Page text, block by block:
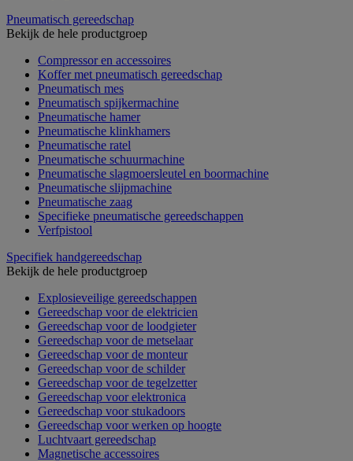
Pneumatisch gereedschap
Bekijk de hele productgroep
Compressor en accessoires
Koffer met pneumatisch gereedschap
Pneumatisch mes
Pneumatisch spijkermachine
Pneumatische hamer
Pneumatische klinkhamers
Pneumatische ratel
Pneumatische schuurmachine
Pneumatische slagmoersleutel en boormachine
Pneumatische slijpmachine
Pneumatische zaag
Specifieke pneumatische gereedschappen
Verfpistool
Specifiek handgereedschap
Bekijk de hele productgroep
Explosieveilige gereedschappen
Gereedschap voor de elektricien
Gereedschap voor de loodgieter
Gereedschap voor de metselaar
Gereedschap voor de monteur
Gereedschap voor de schilder
Gereedschap voor de tegelzetter
Gereedschap voor elektronica
Gereedschap voor stukadoors
Gereedschap voor werken op hoogte
Luchtvaart gereedschap
Magnetische accessoires